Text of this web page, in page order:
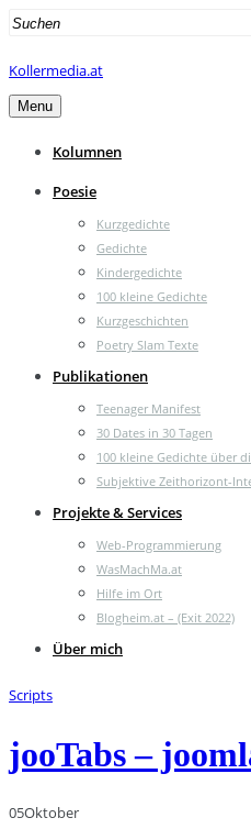
Search
Kollermedia.at
Menu
Kolumnen
Poesie
Kurzgedichte
Gedichte
Kindergedichte
100 kleine Gedichte
Kurzgeschichten
Poetry Slam Texte
Publikationen
Teenager Manifest
30 Dates in 30 Tagen
100 kleine Gedichte über
Subjektive Zeithorizont-
Projekte & Services
Web-Programmierung
WasMachMa.at
Hilfe im Ort
Blogheim.at – (Exit 2022)
Über mich
Scripts
jooTabs –
05Oktober